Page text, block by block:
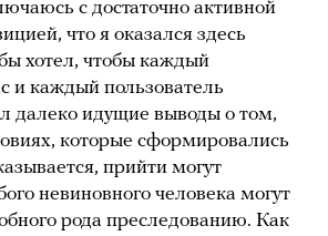
с достаточно активной
что я оказался здесь
хотел, чтобы каждый
и каждый пользователь
далеко идущие выводы о том,
которые сформировались
прийти могут
невиновного человека могут
рода преследованию. Как